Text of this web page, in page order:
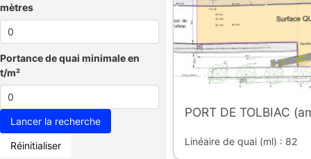
mètres
Portance de quai minimale en
t/m²
Réinitialiser
PORT DE TOLBIAC
Linéaire de quai (ml) : 82